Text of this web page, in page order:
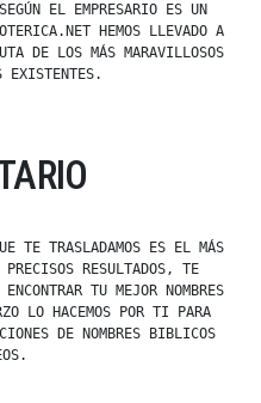
EL EMPRESARIO ES UN
HEMOS LLEVADO A
DE LOS MÁS MARAVILLOSOS
EXISTENTES.
TE TRASLADAMOS ES EL MÁS
RESULTADOS, TE
TU MEJOR NOMBRES
LO HACEMOS POR TI PARA
DE NOMBRES BIBLICOS